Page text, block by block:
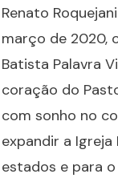
Renato
março de 2020,
Batista Palavra
coração do
com sonho no
expandir a
estados e para